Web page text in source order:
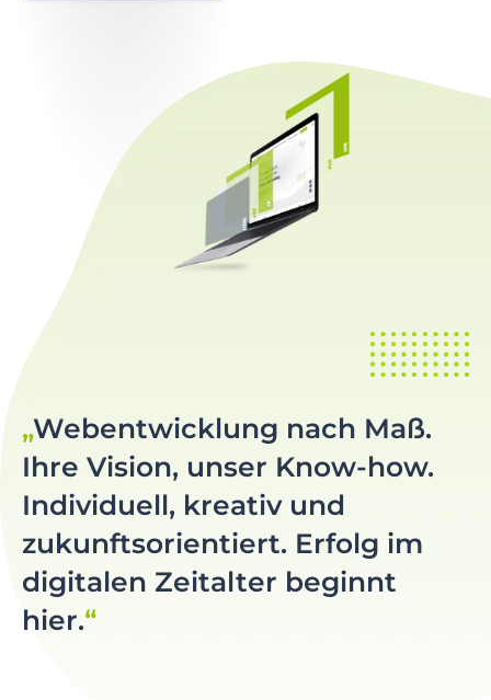
Webentwicklung nach Maß.
Ihre Vision, unser Know-how.
Individuell, kreativ und
zukunftsorientiert. Erfolg im
digitalen Zeitalter beginnt
hier.